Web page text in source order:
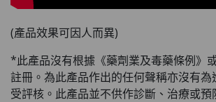
(產品效果可因人而異)
*此產品沒有根據《藥劑業及毒藥條例》
註冊。為此產品作出的任何聲稱亦沒有
受評核。此產品並不供作診斷、治療或預